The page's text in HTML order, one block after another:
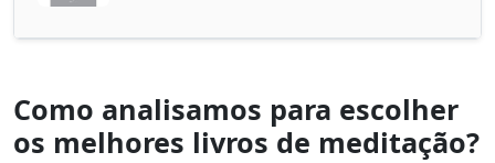
Como analisamos para escolher
os melhores livros de meditação?